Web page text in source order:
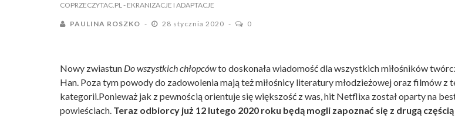
COPRZECZYTAC.PL- EKRANIZACJE I ADAPTACJE
PAULINA ROSZKO 28 stycznia 2020 0
Nowy zwiastun Do wszystkich chłopcówto doskonała wiadomość dla wszystkich miłośników
Han. Poza tym powody do zadowolenia mają też miłośnicy literatury młodzieżowej oraz filmów z
kategorii.Ponieważ jak z pewnością orientuje się większość z was, hit Netflixa został oparty na
powieściach. Teraz odbiorcy już 12 lutego 2020 roku będą mogli zapoznać się z drugą